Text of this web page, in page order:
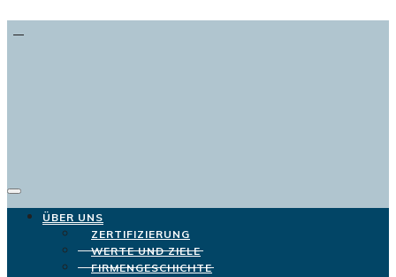
ÜBER UNS
ZERTIFIZIERUNG
WERTE UND ZIELE
FIRMENGESCHICHTE